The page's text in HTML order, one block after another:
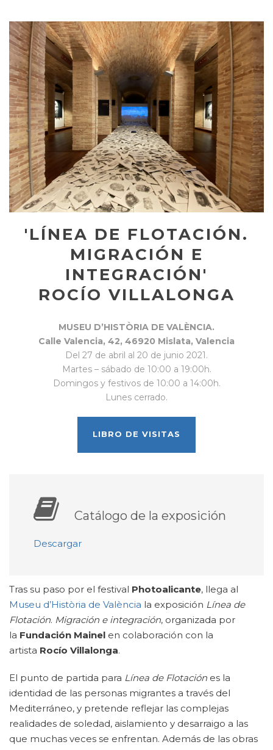
'LÍNEA DE FLOTACIÓN.
MIGRACIÓN E
INTEGRACIÓN'
ROCÍO VILLALONGA
MUSEU D’HISTÒRIA DE VALÈNCIA.
Calle Valencia, 42, 46920 Mislata, Valencia
Del 27 de abril al 20 de junio 2021.
Martes – sábado de 10:00 a 19:00h.
Domingos y festivos de 10:00 a 14:00h.
Lunes cerrado.
LIBRO DE VISITAS
Catálogo de la exposición
Descargar
Tras su paso por el festival Photoalicante, llega al
Museu d’Història de València la exposición Línea de
Flotación. Migración e integración, organizada por
la Fundación Mainel en colaboración con la
artista Rocío Villalonga.
El punto de partida para Línea de Flotación es la
identidad de las personas migrantes a través del
Mediterráneo, y pretende reflejar las complejas
realidades de soledad, aislamiento y desarraigo a las
que muchas veces se enfrentan. Además de las obras